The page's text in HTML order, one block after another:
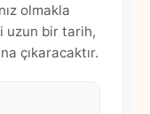
olmakla
uzun bir tarih,
çıkaracaktır.